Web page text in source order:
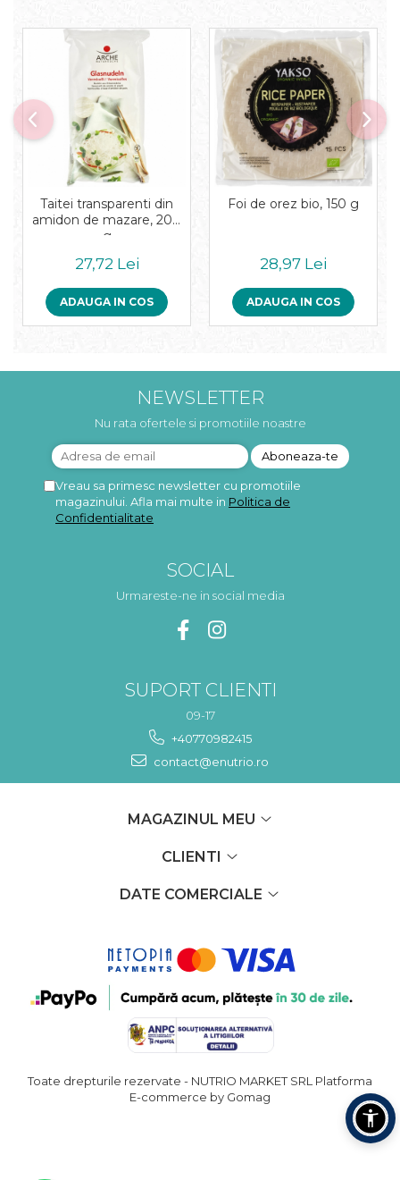
Taitei transparenti din
amidon de mazare, 200
g
27,72 Lei
ADAUGA IN COS
Foi de orez bio, 150 g
28,97 Lei
ADAUGA IN COS
NEWSLETTER
Nu rata ofertele si promotiile noastre
Vreau sa primesc newsletter cu promotiile
magazinului. Afla mai multe in Politica de
Confidentialitate
SOCIAL
Urmareste-ne in social media
SUPORT CLIENTI
09-17
+40770982415
contact@enutrio.ro
MAGAZINUL MEU
CLIENTI
DATE COMERCIALE
Toate drepturile rezervate - NUTRIO MARKET SRL Platforma
E-commerce by Gomag